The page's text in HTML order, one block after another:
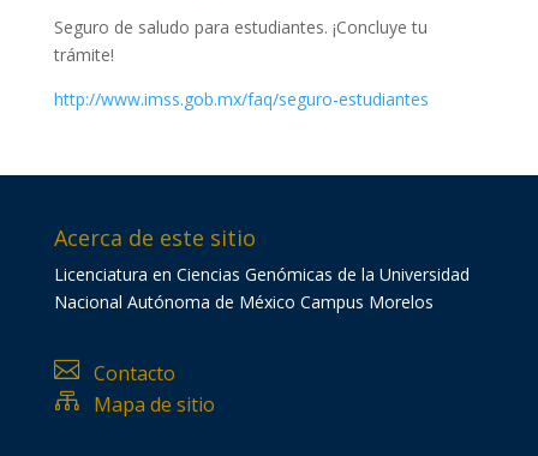
Seguro de saludo para estudiantes. ¡Concluye tu
trámite!
http://www.imss.gob.mx/faq/seguro-estudiantes
Acerca de este sitio
Licenciatura en Ciencias Genómicas de la Universidad
Nacional Autónoma de México Campus Morelos
 Contacto
 Mapa de sitio